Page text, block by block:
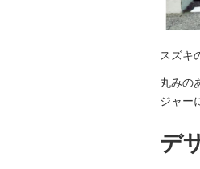
スズキ
丸みの
ジャー
デ